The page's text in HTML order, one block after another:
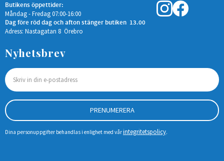
Butikens öppettider:
Måndag - Fredag 07:00-16:00
Dag före röd dag och afton stänger butiken 13.00
Adress: Nastagatan 8 Örebro
Nyhetsbrev
PRENUMERERA
Dina personuppgifter behandlas i enlighet med vårintegritetspolicy.